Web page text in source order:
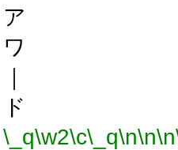
ア
ワ
ド
\_q\w2\c\_q\n\n\n